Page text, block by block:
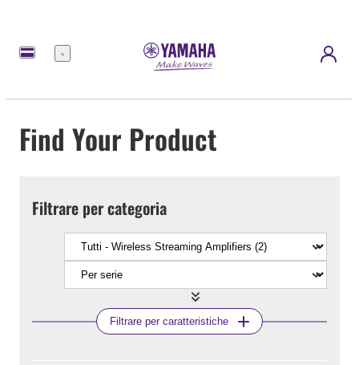
Menu
Find Your Product
Filtrare per categoria
Filtrare per caratteristiche